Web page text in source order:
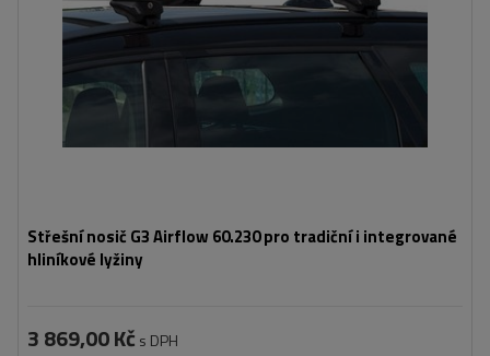
Střešní nosič G3 Airflow 60.230 pro tradiční i integrované
hliníkové lyžiny
3 869,00 Kč s DPH